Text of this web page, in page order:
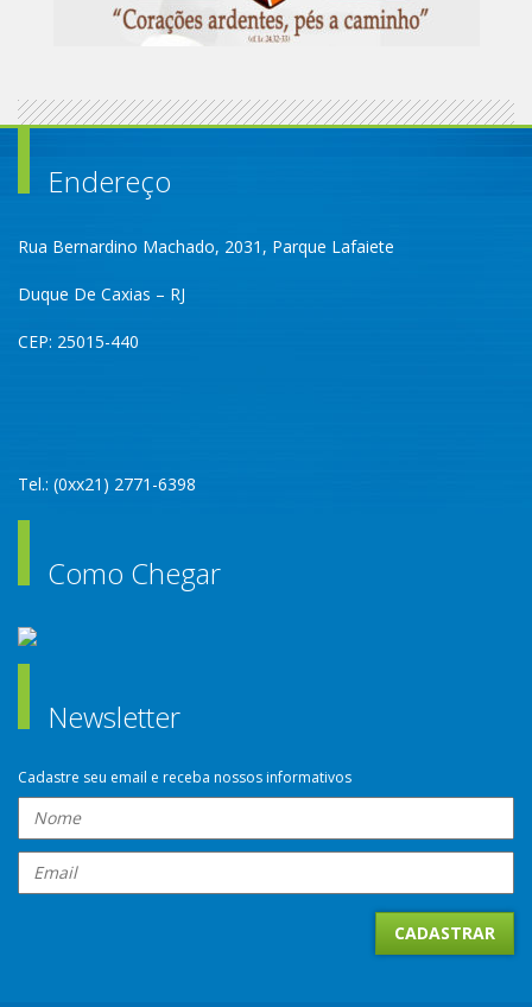
Endereço
Rua Bernardino Machado, 2031, Parque Lafaiete
Duque De Caxias – RJ
CEP: 25015-440
Tel.: (0xx21) 2771-6398
Como Chegar
Newsletter
Cadastre seu email e receba nossos informativos